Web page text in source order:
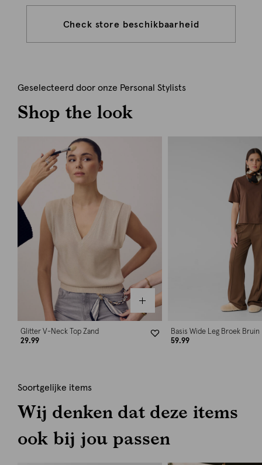
Check store beschikbaarheid
Geselecteerd door onze Personal Stylists
Shop the look
Glitter V-Neck Top Zand
29.99
Basis Wide Leg Broek Bruin
59.99
Soortgelijke items
Wij denken dat deze items
ook bij jou passen